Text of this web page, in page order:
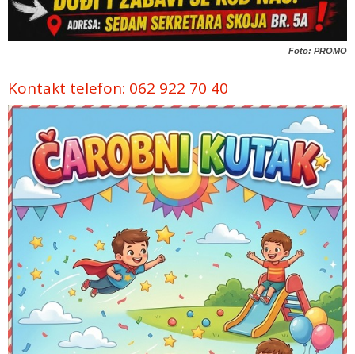
Foto: PROMO
Kontakt telefon: 062 922 70 40